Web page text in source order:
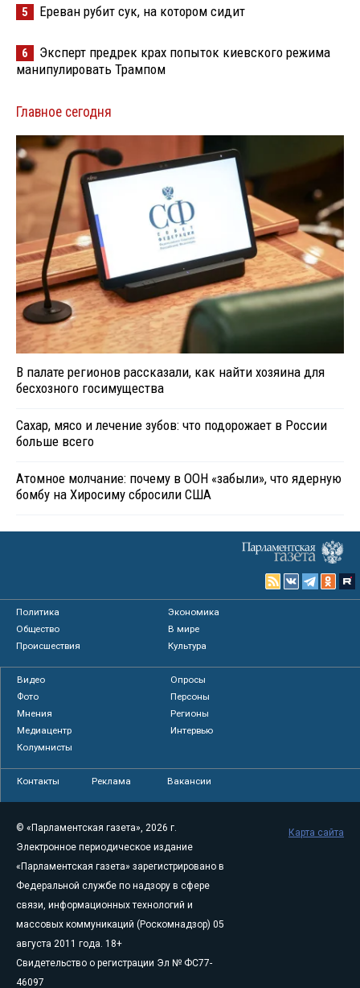
5 Ереван рубит сук, на котором сидит
6
Эксперт предрек крах попыток киевского режима
манипулировать Трампом
Главное сегодня
В палате регионов рассказали, как найти хозяина для
бесхозного госимущества
Сахар, мясо и лечение зубов: что подорожает в России
больше всего
Атомное молчание: почему в ООН «забыли», что ядерную
бомбу на Хиросиму сбросили США
Политика
Экономика
Общество
В мире
Происшествия
Культура
Видео
Опросы
Фото
Персоны
Мнения
Регионы
Медиацентр
Интервью
Колумнисты
Контакты Реклама Вакансии
© «Парламентская газета», 2026 г.
Электронное периодическое издание
«Парламентская газета» зарегистрировано в
Федеральной службе по надзору в сфере
связи, информационных технологий и
массовых коммуникаций (Роскомнадзор) 05
августа 2011 года. 18+
Свидетельство о регистрации Эл № ФС77-
46097
Карта сайта